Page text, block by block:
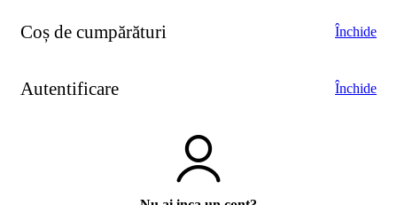
Coș de cumpărături Închide
Autentificare Închide